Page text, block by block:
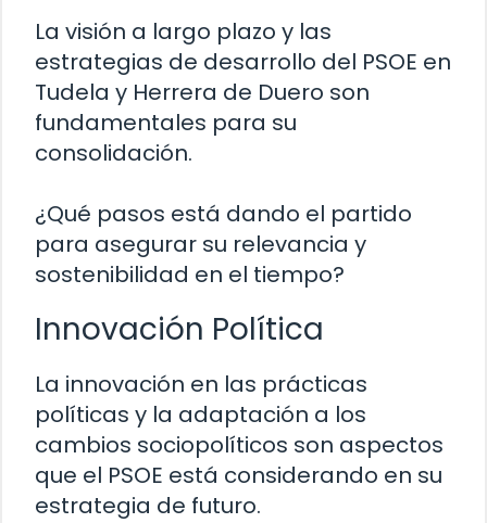
La visión a largo plazo y las
estrategias de desarrollo del PSOE en
Tudela y Herrera de Duero son
fundamentales para su
consolidación.
¿Qué pasos está dando el partido
para asegurar su relevancia y
sostenibilidad en el tiempo?
Innovación Política
La innovación en las prácticas
políticas y la adaptación a los
cambios sociopolíticos son aspectos
que el PSOE está considerando en su
estrategia de futuro.